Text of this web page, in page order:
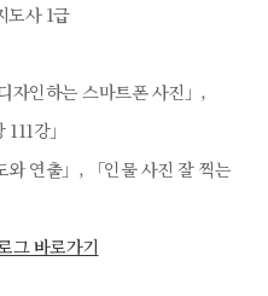
도사 1급
자인하는 스마트폰 사진」,
강」
와 연출」, 「인물 사진 잘 찍는
그 바로가기